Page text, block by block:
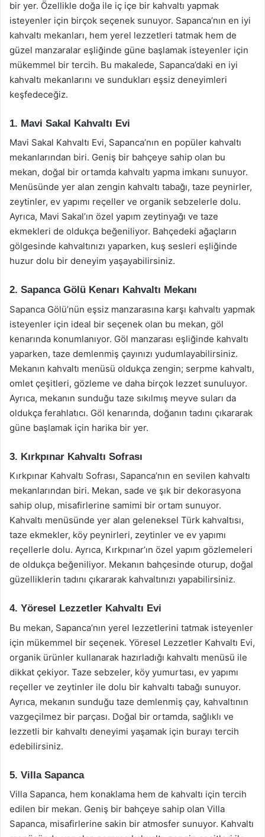
bir yer. Özellikle doğa ile iç içe bir kahvaltı yapmak
isteyenler için birçok seçenek sunuyor. Sapanca’nın en iyi
kahvaltı mekanları, hem yerel lezzetleri tatmak hem de
güzel manzaralar eşliğinde güne başlamak isteyenler için
mükemmel bir tercih. Bu makalede, Sapanca’daki en iyi
kahvaltı mekanlarını ve sundukları eşsiz deneyimleri
keşfedeceğiz.
1. Mavi Sakal Kahvaltı Evi
Mavi Sakal Kahvaltı Evi, Sapanca’nın en popüler kahvaltı
mekanlarından biri. Geniş bir bahçeye sahip olan bu
mekan, doğal bir ortamda kahvaltı yapma imkanı sunuyor.
Menüsünde yer alan zengin kahvaltı tabağı, taze peynirler,
zeytinler, ev yapımı reçeller ve organik sebzelerle dolu.
Ayrıca, Mavi Sakal’ın özel yapım zeytinyağı ve taze
ekmekleri de oldukça beğeniliyor. Bahçedeki ağaçların
gölgesinde kahvaltınızı yaparken, kuş sesleri eşliğinde
huzur dolu bir deneyim yaşayabilirsiniz.
2. Sapanca Gölü Kenarı Kahvaltı Mekanı
Sapanca Gölü’nün eşsiz manzarasına karşı kahvaltı yapmak
isteyenler için ideal bir seçenek olan bu mekan, göl
kenarında konumlanıyor. Göl manzarası eşliğinde kahvaltı
yaparken, taze demlenmiş çayınızı yudumlayabilirsiniz.
Mekanın kahvaltı menüsü oldukça zengin; serpme kahvaltı,
omlet çeşitleri, gözleme ve daha birçok lezzet sunuluyor.
Ayrıca, mekanın sunduğu taze sıkılmış meyve suları da
oldukça ferahlatıcı. Göl kenarında, doğanın tadını çıkararak
güne başlamak için harika bir yer.
3. Kırkpınar Kahvaltı Sofrası
Kırkpınar Kahvaltı Sofrası, Sapanca’nın en sevilen kahvaltı
mekanlarından biri. Mekan, sade ve şık bir dekorasyona
sahip olup, misafirlerine samimi bir ortam sunuyor.
Kahvaltı menüsünde yer alan geleneksel Türk kahvaltısı,
taze ekmekler, köy peynirleri, zeytinler ve ev yapımı
reçellerle dolu. Ayrıca, Kırkpınar’ın özel yapım gözlemeleri
de oldukça beğeniliyor. Mekanın bahçesinde oturup, doğal
güzelliklerin tadını çıkararak kahvaltınızı yapabilirsiniz.
4. Yöresel Lezzetler Kahvaltı Evi
Bu mekan, Sapanca’nın yerel lezzetlerini tatmak isteyenler
için mükemmel bir seçenek. Yöresel Lezzetler Kahvaltı Evi,
organik ürünler kullanarak hazırladığı kahvaltı menüsü ile
dikkat çekiyor. Taze sebzeler, köy yumurtası, ev yapımı
reçeller ve zeytinler ile dolu bir kahvaltı tabağı sunuyor.
Ayrıca, mekanın sunduğu taze demlenmiş çay, kahvaltının
vazgeçilmez bir parçası. Doğal bir ortamda, sağlıklı ve
lezzetli bir kahvaltı deneyimi yaşamak için burayı tercih
edebilirsiniz.
5. Villa Sapanca
Villa Sapanca, hem konaklama hem de kahvaltı için tercih
edilen bir mekan. Geniş bir bahçeye sahip olan Villa
Sapanca, misafirlerine sakin bir atmosfer sunuyor. Kahvaltı